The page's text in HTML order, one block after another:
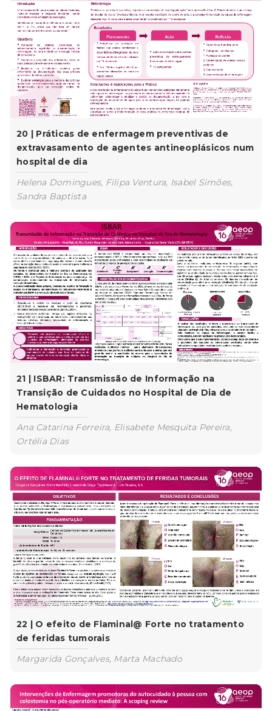
20 | Práticas de enfermagem preventivas de
extravasamento de agentes antineoplásicos num
hospital de dia
Helena Domingues, Filipa Ventura, Isabel Simões,
Sandra Baptista
21 | ISBAR: Transmissão de Informação na
Transição de Cuidados no Hospital de Dia de
Hematologia
Ana Catarina Ferreira, Elisabete Mesquita Pereira,
Ortélia Dias
22 | O efeito de Flaminal@ Forte no tratamento
de feridas tumorais
Margarida Gonçalves, Marta Machado